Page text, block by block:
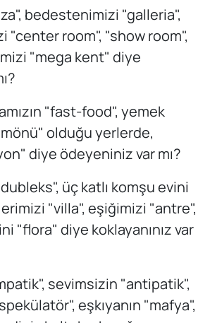
bedestenimizi "galleria",
"center room", "show room",
"mega kent" diye
"fast-food", yemek
olduğu yerlerde,
diye ödeyeniniz var mı?
üç katlı komşu evini
"villa", eşiğimizi "antre",
"flora" diye koklayanınız var
sevimsizin "antipatik",
eşkıyanın "mafya",